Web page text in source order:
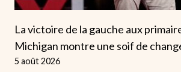
La victoire de la gauche aux
Michigan montre une soif de
5 août 2026